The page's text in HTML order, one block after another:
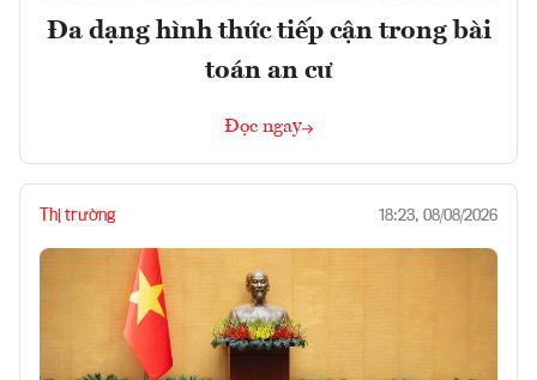
Đa dạng hình thức tiếp cận trong bài
toán an cư
Đọc ngay
Thị trường 18:23, 08/08/2026